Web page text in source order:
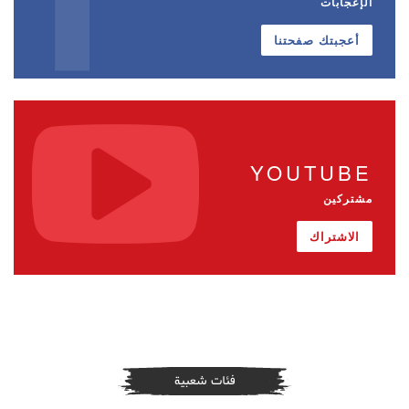
أعجبتك صفحتنا
YOUTUBE
مشتركين
الاشتراك
فئات شعبية